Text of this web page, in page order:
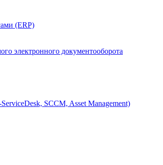
(ERP)
электронного документооборота
SCCM, Asset Management)